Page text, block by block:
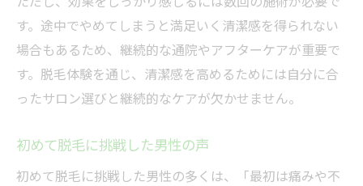
す。途中でやめてしまうと満足いく清潔感を得られない
場合もあるため、継続的な通院やアフターケアが重要で
す。脱毛体験を通じ、清潔感を高めるためには自分に合
ったサロン選びと継続的なケアが欠かせません。
初めて脱毛に挑戦した男性の声
初めて脱毛に挑戦した男性の多くは、「最初は痛みや不